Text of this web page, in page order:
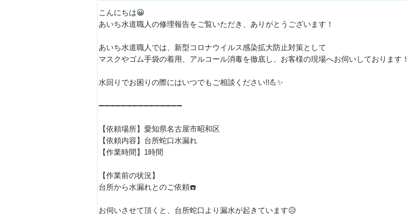
こんにちは😀
あいち水道職人の修理報告をご覧いただき、ありがとうございます！
あいち水道職人では、新型コロナウイルス感染拡大防止対策として
マスクやゴム手袋の着用、アルコール消毒を徹底し、お客様の現場へお伺いしております！
水回りでお困りの際にはいつでもご相談ください!!💪✨
➖➖➖➖➖➖➖➖➖➖➖➖➖➖➖
【依頼場所】愛知県名古屋市昭和区
【依頼内容】台所蛇口水漏れ
【作業時間】1時間
【作業前の状況】
台所から水漏れとのご依頼☎️
お伺いさせて頂くと、台所蛇口より漏水が起きています😥